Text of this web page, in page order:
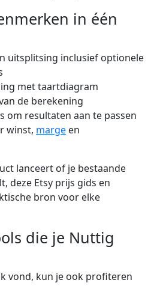
in één
uitsplitsing inclusief optionele
met taartdiagram
de berekening
om resultaten aan te passen
winst, marge en
lanceert of je bestaande
deze Etsy prijs gids en
bron voor elke
die je Nuttig
vond, kun je ook profiteren